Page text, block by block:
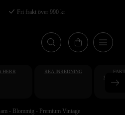
Fri frakt över 990 kr
HERR REA INREDNING
- Blommig - Premium Vintage